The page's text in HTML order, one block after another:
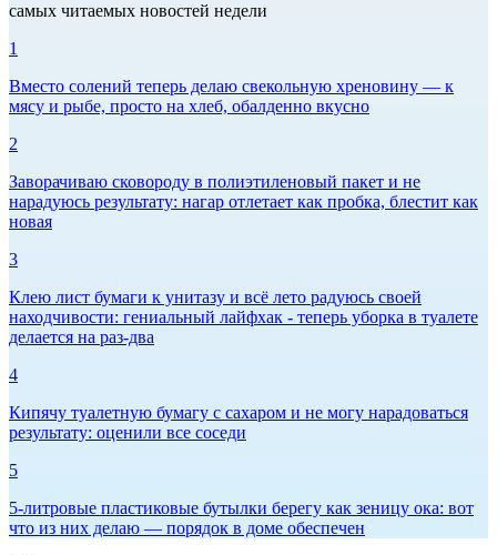
самых читаемых новостей недели
1
Вместо солений теперь делаю свекольную хреновину — к
мясу и рыбе, просто на хлеб, обалденно вкусно
2
Заворачиваю сковороду в полиэтиленовый пакет и не
нарадуюсь результату: нагар отлетает как пробка, блестит как
новая
3
Клею лист бумаги к унитазу и всё лето радуюсь своей
находчивости: гениальный лайфхак - теперь уборка в туалете
делается на раз-два
4
Кипячу туалетную бумагу с сахаром и не могу нарадоваться
результату: оценили все соседи
5
5-литровые пластиковые бутылки берегу как зеницу ока: вот
что из них делаю — порядок в доме обеспечен